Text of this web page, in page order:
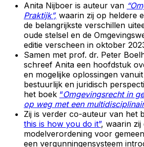
Anita Nijboer is auteur van
Praktijk”, waarin zij op heldere
de belangrijkste verschillen
oude stelsel en de
editie verscheen in oktober
Samen met prof. dr. Peter
schreef Anita een hoofdstuk
en mogelijke oplossingen
bestuurlijk en juridisch
het boek “Omgevingsrecht in
op weg met een
Zij is verder co-auteur van het
this is how you do it”, waarin zij
modelverordening voor
een vergunningensysteem